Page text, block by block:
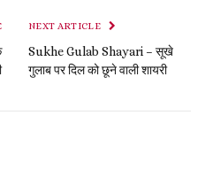
NEXT ARTICLE
Sukhe Gulab Shayari – सूखे
गुलाब पर दिल को छूने वाली शायरी